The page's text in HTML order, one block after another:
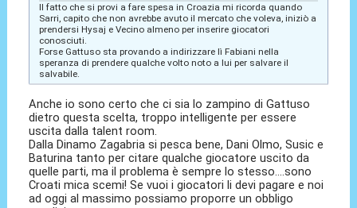
Il fatto che si provi a fare spesa in Croazia mi ricorda quando
Sarri, capito che non avrebbe avuto il mercato che voleva, iniziò a
prendersi Hysaj e Vecino almeno per inserire giocatori
conosciuti.
Forse Gattuso sta provando a indirizzare lì Fabiani nella
speranza di prendere qualche volto noto a lui per salvare il
salvabile.
Anche io sono certo che ci sia lo zampino di Gattuso
dietro questa scelta, troppo intelligente per essere
uscita dalla talent room.
Dalla Dinamo Zagabria si pesca bene, Dani Olmo, Susic e
Baturina tanto per citare qualche giocatore uscito da
quelle parti, ma il problema è sempre lo stesso....sono
Croati mica scemi! Se vuoi i giocatori li devi pagare e noi
ad oggi al massimo possiamo proporre un obbligo